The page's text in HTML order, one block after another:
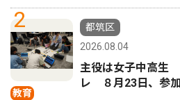
2
教育
都筑区
2026.08.04
主役は女子中高生
レ ８月23日、参